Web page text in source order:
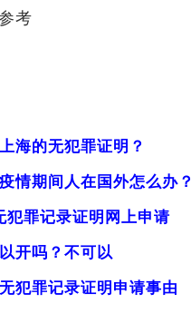
考
海的无犯罪证明？
情期间人在国外怎么办？
罪记录证明网上申请
开吗？不可以
犯罪记录证明申请事由